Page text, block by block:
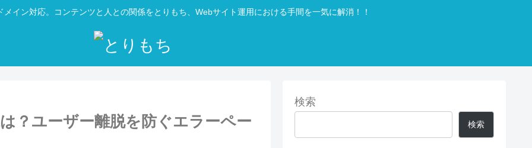
イン対応。コンテンツと人との関係をとりもち、Webサイト運用における手間を一気に解消！！
？ユーザー離脱を防ぐエラーペー
検索
検索